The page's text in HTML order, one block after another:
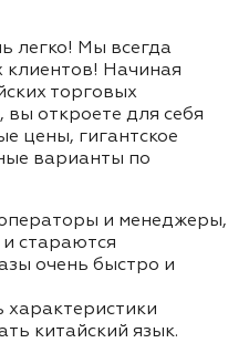
легко! Мы всегда
клиентов! Начиная
торговых
откроете для себя
цены, гигантское
варианты по
и менеджеры,
и стараются
очень быстро и
характеристики
китайский язык.